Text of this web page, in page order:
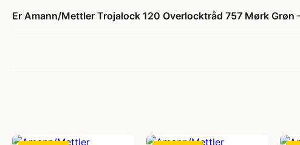
Er Amann/Mettler Trojalock 120 Overlocktråd 757 Mørk Grøn